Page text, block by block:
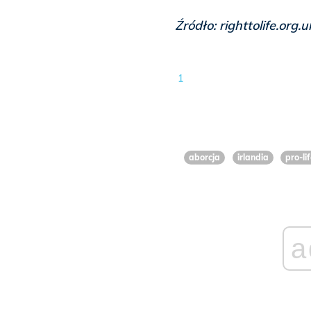
Źródło:
1
aborcja irlandia pro-